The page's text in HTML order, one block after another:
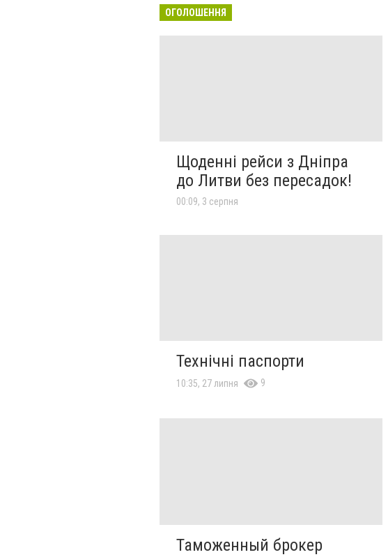
ОГОЛОШЕННЯ
Щоденні рейси з Дніпра
до Литви без пересадок!
00:09, 3 серпня
Технічні паспорти
10:35, 27 липня 9
Таможенный брокер